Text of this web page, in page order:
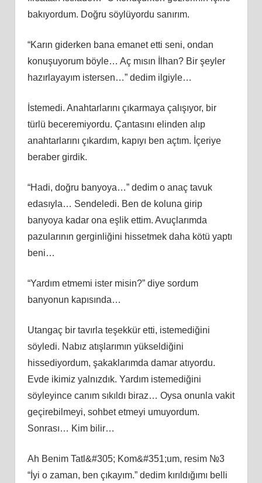
bakıyordum. Doğru söylüyordu sanırım.
“Karın giderken bana emanet etti seni, ondan
konuşuyorum böyle… Aç mısın İlhan? Bir şeyler
hazırlayayım istersen…” dedim ilgiyle…
İstemedi. Anahtarlarını çıkarmaya çalışıyor, bir
türlü beceremiyordu. Çantasını elinden alıp
anahtarlarını çıkardım, kapıyı ben açtım. İçeriye
beraber girdik.
“Hadi, doğru banyoya…” dedim o anaç tavuk
edasıyla… Sendeledi. Ben de koluna girip
banyoya kadar ona eşlik ettim. Avuçlarımda
pazularının gerginliğini hissetmek daha kötü yaptı
beni…
“Yardım etmemi ister misin?” diye sordum
banyonun kapısında…
Utangaç bir tavırla teşekkür etti, istemediğini
söyledi. Nabız atışlarımın yükseldiğini
hissediyordum, şakaklarımda damar atıyordu.
Evde ikimiz yalnızdık. Yardım istemediğini
söyleyince canım sıkıldı biraz… Oysa onunla vakit
geçirebilmeyi, sohbet etmeyi umuyordum.
Sonrası… Kim bilir…
Ah Benim Tatl&#305; Kom&#351;um, resim №3
“İyi o zaman, ben çıkayım.” dedim kırıldığımı belli